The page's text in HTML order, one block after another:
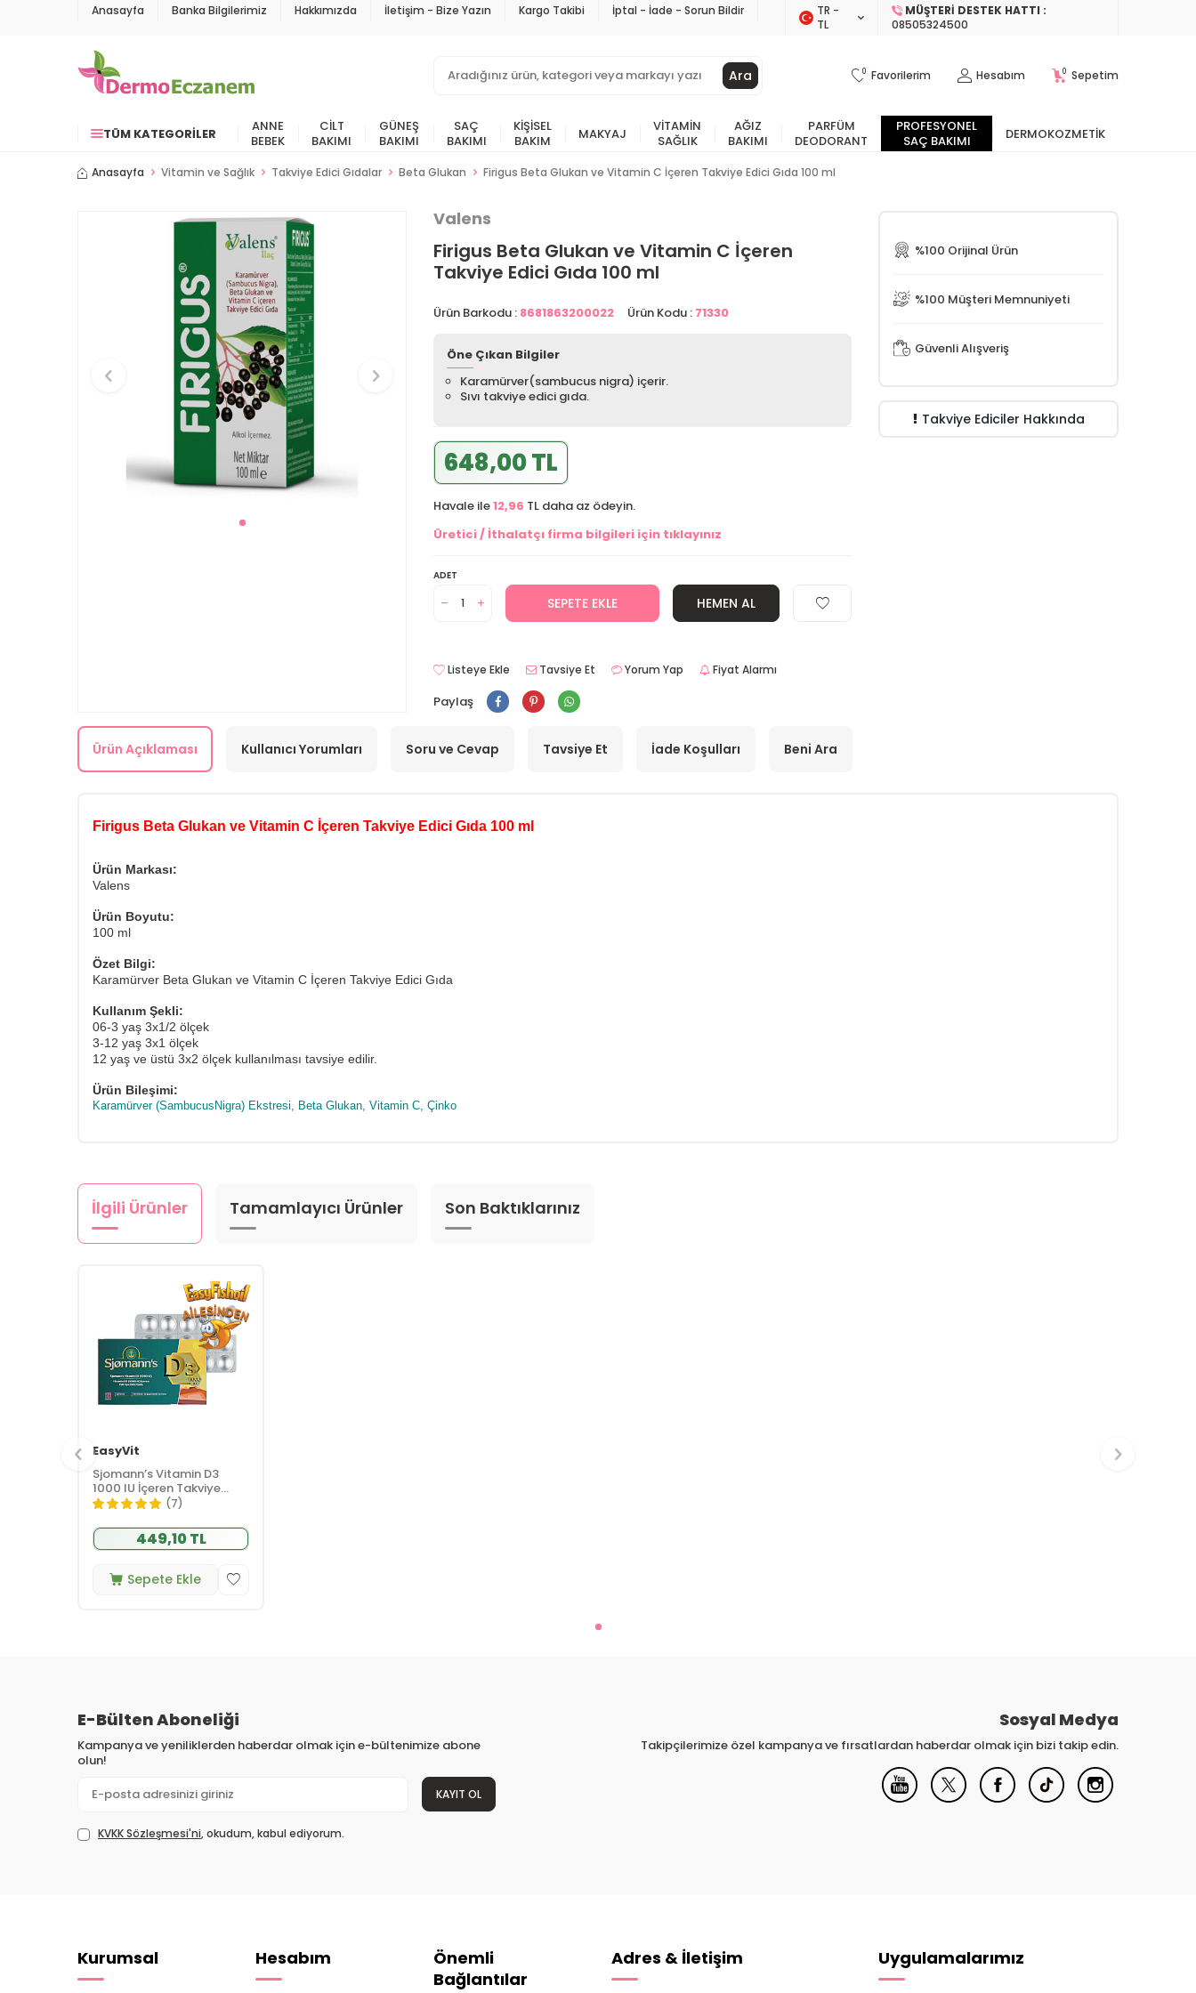
Anasayfa Banka Bilgilerimiz Hakkımızda İletişim - Bize Yazın Kargo Takibi İptal - İade - Sorun Bildir
TR −
TL
MÜŞTERI DESTEK HATTI :
08505324500
Ara 0 Favorilerim Hesabım 0 Sepetim
TÜM KATEGORILER
ANNE
BEBEK
CILT
BAKIMI
GÜNEŞ
BAKIMI
SAÇ
BAKIMI
KIŞISEL
BAKIM
MAKYAJ
VITAMIN
SAĞLIK
AĞIZ
BAKIMI
PARFÜM
DEODORANT
PROFESYONEL
SAÇ BAKIMI
DERMOKOZMETIK
Anasayfa Vitamin ve Sağlık Takviye Edici Gıdalar Beta Glukan Firigus Beta Glukan ve Vitamin C İçeren Takviye Edici Gıda 100 ml
Valens
Firigus Beta Glukan ve Vitamin C İçeren
Takviye Edici Gıda 100 ml
Ürün Barkodu : 8681863200022 Ürün Kodu : 71330
Öne Çıkan Bilgiler
Karamürver(sambucus nigra) içerir.
Sıvı takviye edici gıda.
648,00 TL
Havale ile12,96 TL daha az ödeyin.
Üretici / İthalatçı firma bilgileri için tıklayınız
ADET
SEPETE EKLE HEMEN AL
Listeye Ekle Tavsiye Et Yorum Yap Fiyat Alarmı
Paylaş
%100 Orijinal Ürün
%100 Müşteri Memnuniyeti
Güvenli Alışveriş
Takviye Ediciler Hakkında
Ürün Açıklaması Kullanıcı Yorumları Soru ve Cevap Tavsiye Et İade Koşulları Beni Ara
Firigus Beta Glukan ve Vitamin C İçeren Takviye Edici Gıda 100 ml
Ürün Markası:
Valens
Ürün Boyutu:
100 ml
Özet Bilgi:
Karamürver Beta Glukan ve Vitamin C İçeren Takviye Edici Gıda
Kullanım Şekli:
06-3 yaş 3x1/2 ölçek
3-12 yaş 3x1 ölçek
12 yaş ve üstü 3x2 ölçek kullanılması tavsiye edilir.
Ürün Bileşimi:
Karamürver (SambucusNigra) Ekstresi, Beta Glukan, Vitamin C, Çinko
İlgili Ürünler Tamamlayıcı Ürünler Son Baktıklarınız
EasyVit
Sjomann’s Vitamin D3
1000 IU İçeren Takviye
Edici Gıda 30 Adet
(7)
449,10 TL
Sepete Ekle
E-Bülten Aboneliği
Kampanya ve yeniliklerden haberdar olmak için e-bültenimize abone
olun!
KAYIT OL
KVKK Sözleşmesi'ni, okudum, kabul ediyorum.
Sosyal Medya
Takipçilerimize özel kampanya ve fırsatlardan haberdar olmak için bizi takip edin.
Kurumsal Hesabım
Önemli
Bağlantılar
Adres & İletişim Uygulamalarımız